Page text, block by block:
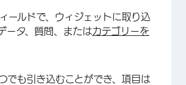
ールドで、ウィジェットに取り込
ータ、質問、またはカテゴリーを
でも引き込むことができ、項目は